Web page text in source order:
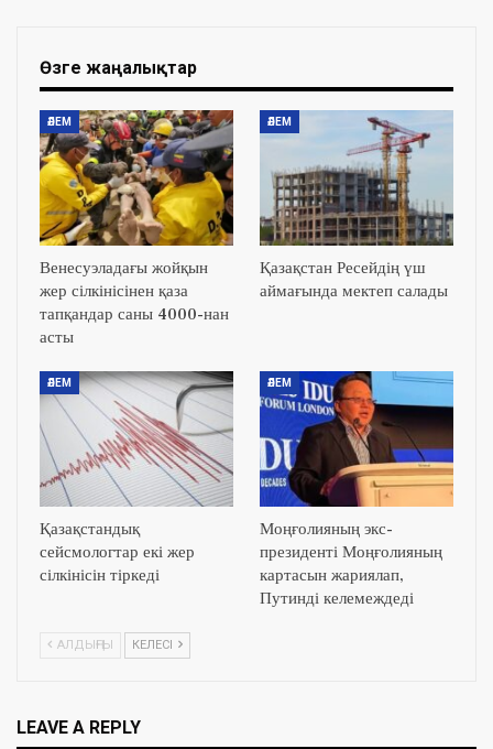
Өзге жаңалықтар
ӘЛЕМ
Венесуэладағы жойқын
жер сілкінісінен қаза
тапқандар саны 4000-нан
асты
ӘЛЕМ
Қазақстан Ресейдің үш
аймағында мектеп салады
ӘЛЕМ
Қазақстандық
сейсмологтар екі жер
сілкінісін тіркеді
ӘЛЕМ
Моңғолияның экс-
президенті Моңғолияның
картасын жариялап,
Путинді келемеждеді
АЛДЫҢҒЫ КЕЛЕСІ
LEAVE A REPLY